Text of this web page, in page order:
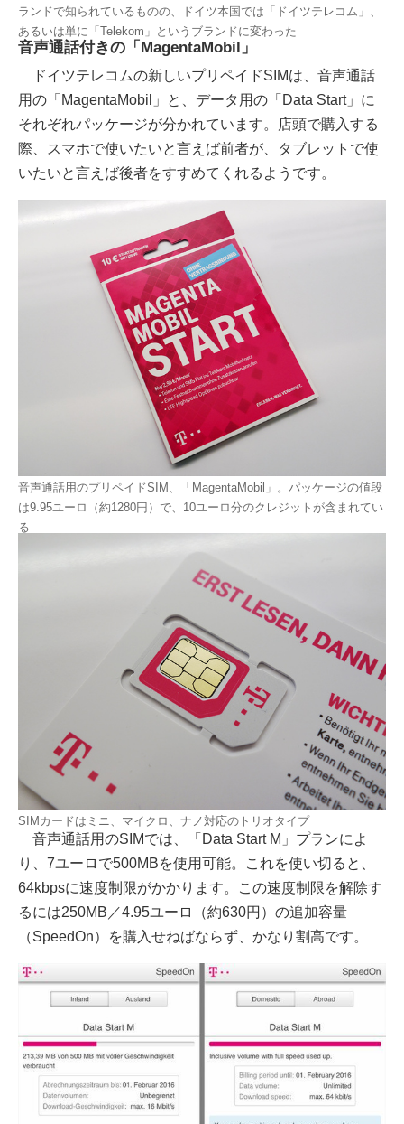
ランドで知られているものの、ドイツ本国では「ドイツテレコム」、
あるいは単に「Telekom」というブランドに変わった
音声通話付きの「MagentaMobil」
ドイツテレコムの新しいプリペイドSIMは、音声通話
用の「MagentaMobil」と、データ用の「Data Start」に
それぞれパッケージが分かれています。店頭で購入する
際、スマホで使いたいと言えば前者が、タブレットで使
いたいと言えば後者をすすめてくれるようです。
音声通話用のプリペイドSIM、「MagentaMobil」。パッケージの値段
は9.95ユーロ（約1280円）で、10ユーロ分のクレジットが含まれてい
る
SIMカードはミニ、マイクロ、ナノ対応のトリオタイプ
音声通話用のSIMでは、「Data Start M」プランによ
り、7ユーロで500MBを使用可能。これを使い切ると、
64kbpsに速度制限がかかります。この速度制限を解除す
るには250MB／4.95ユーロ（約630円）の追加容量
（SpeedOn）を購入せねばならず、かなり割高です。